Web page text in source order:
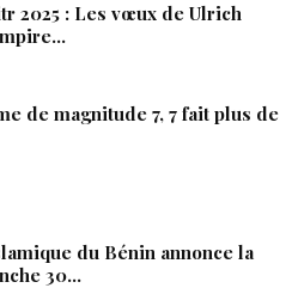
2025 : Les vœux de Ulrich
de magnitude 7, 7 fait plus de
du Bénin annonce la
30…